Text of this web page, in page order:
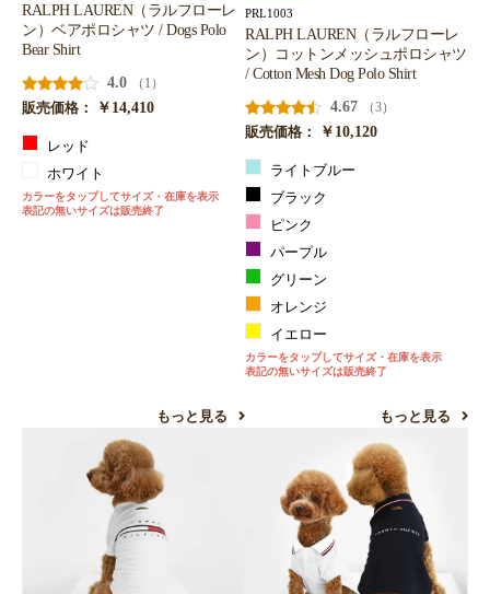
RALPH LAUREN（ラルフローレ
ン）ベアポロシャツ / Dogs Polo
Bear Shirt
4.0
（1）
販売価格：
￥14,410
レッド
ホワイト
カラーをタップしてサイズ・在庫を表示
表記の無いサイズは販売終了
もっと見る
PRL1003
RALPH LAUREN（ラルフローレ
ン）コットンメッシュポロシャツ
/ Cotton Mesh Dog Polo Shirt
4.67
（3）
販売価格：
￥10,120
ライトブルー
ブラック
ピンク
パープル
グリーン
オレンジ
イエロー
カラーをタップしてサイズ・在庫を表示
表記の無いサイズは販売終了
もっと見る